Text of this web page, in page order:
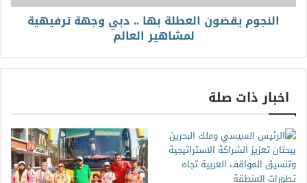
النجوم يقضون العطلة بها .. دبي وجهة ترفيهية
لمشاهير العالم
اخبار ذات صلة